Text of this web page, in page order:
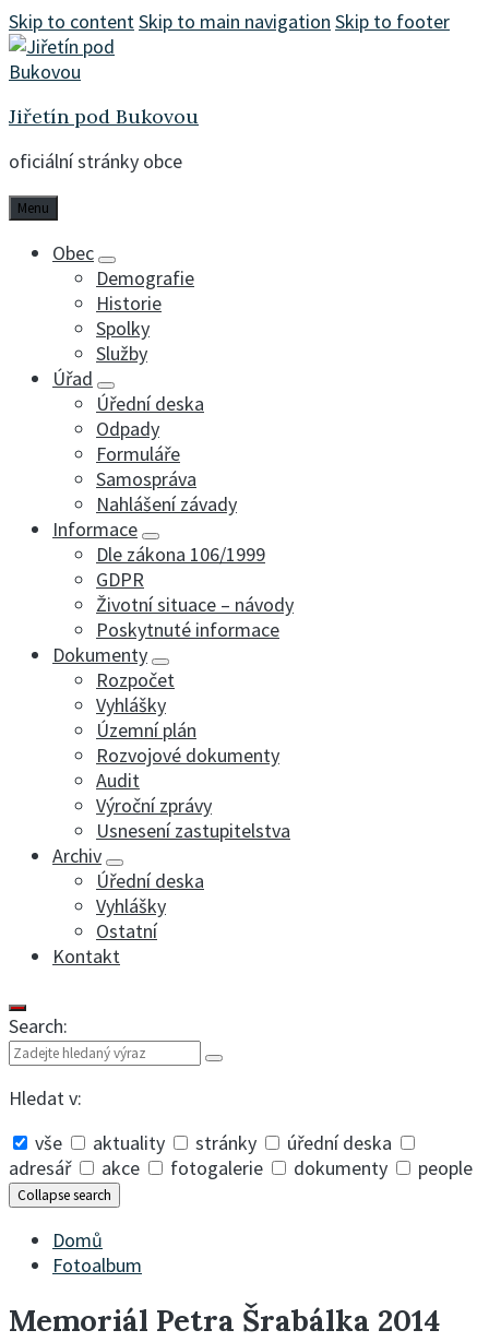
Skip to contentSkip to main navigation Skip to footer
Jiřetín pod Bukovou
oficiální stránky obce
Menu
Obec
Demografie
Historie
Spolky
Služby
Úřad
Úřední deska
Odpady
Formuláře
Samospráva
Nahlášení závady
Informace
Dle zákona 106/1999
GDPR
Životní situace – návody
Poskytnuté informace
Dokumenty
Rozpočet
Vyhlášky
Územní plán
Rozvojové dokumenty
Audit
Výroční zprávy
Usnesení zastupitelstva
Archiv
Úřední deska
Vyhlášky
Ostatní
Kontakt
Search:
Hledat v:
vše
aktuality stránky
úřední deska
adresář
akce fotogalerie dokumenty people
Collapse search
Domů
Fotoalbum
Memoriál Petra Šrabálka 2014